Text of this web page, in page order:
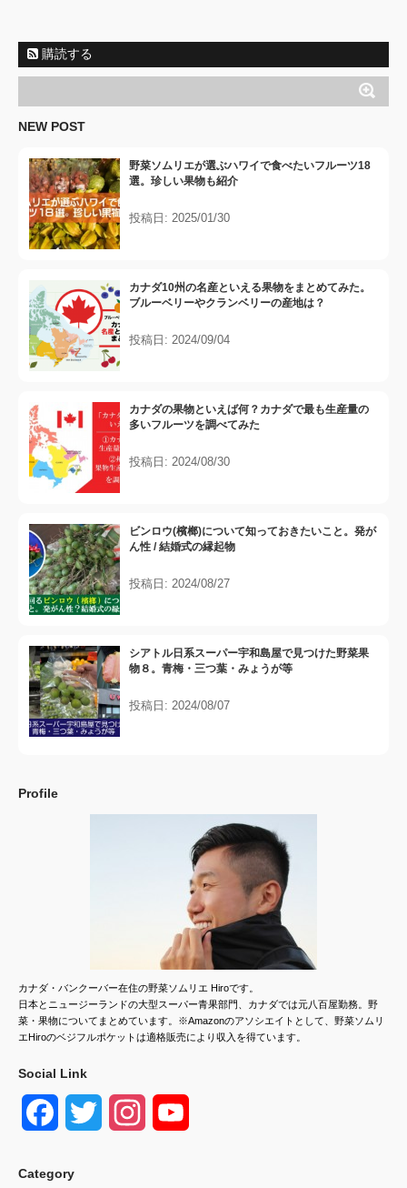
購読する
NEW POST
野菜ソムリエが選ぶハワイで食べたいフルーツ18
選。珍しい果物も紹介
投稿日: 2025/01/30
カナダ10州の名産といえる果物をまとめてみた。
ブルーベリーやクランベリーの産地は？
投稿日: 2024/09/04
カナダの果物といえば何？カナダで最も生産量の
多いフルーツを調べてみた
投稿日: 2024/08/30
ビンロウ(檳榔)について知っておきたいこと。発が
ん性 / 結婚式の縁起物
投稿日: 2024/08/27
シアトル日系スーパー宇和島屋で見つけた野菜果
物８。青梅・三つ葉・みょうが等
投稿日: 2024/08/07
Profile
カナダ・バンクーバー在住の野菜ソムリエ Hiroです。
日本とニュージーランドの大型スーパー青果部門、カナダでは元八百屋勤務。野
菜・果物についてまとめています。※Amazonのアソシエイトとして、野菜ソムリ
エHiroのベジフルポケットは適格販売により収入を得ています。
Social Link
Category